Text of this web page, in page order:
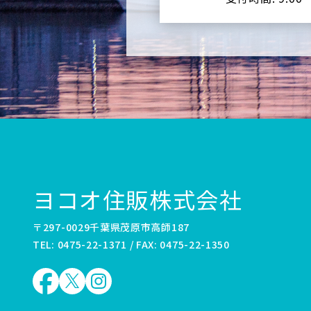
ヨコオ住販株式会社
〒297-0029千葉県茂原市高師187
TEL: 0475-22-1371 / FAX: 0475-22-1350